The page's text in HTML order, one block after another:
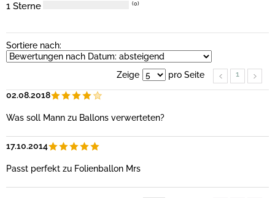
1 Sterne (0)
Sortiere nach:
Zeige pro Seite 1
02.08.2018
Was soll Mann zu Ballons verwerteten?
17.10.2014
Passt perfekt zu Folienballon Mrs